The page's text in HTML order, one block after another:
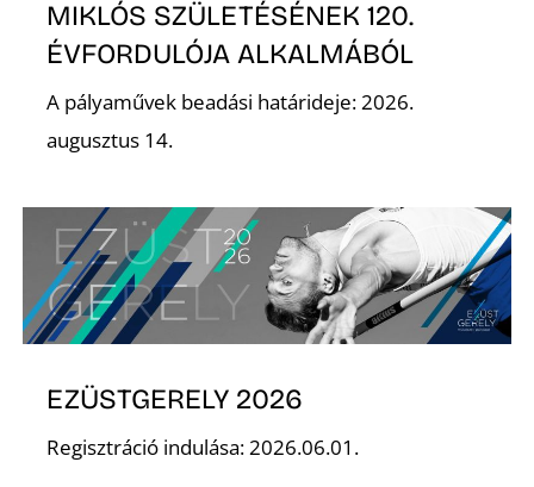
MIKLÓS SZÜLETÉSÉNEK 120.
ÉVFORDULÓJA ALKALMÁBÓL
A pályaművek beadási határideje: 2026.
augusztus 14.
EZÜSTGERELY 2026
Regisztráció indulása: 2026.06.01.